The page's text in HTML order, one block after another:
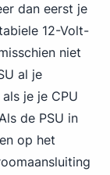
dan eerst je
12-Volt-
niet
al je
je je CPU
de PSU in
op het